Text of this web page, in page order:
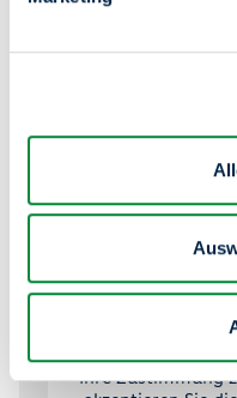
ergänzen das moderne
Um diesen Inhalt
Ihre Zustimmung